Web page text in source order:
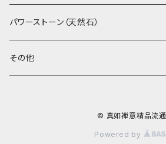
茶外茶、工藝茶、その他
高級工藝美術師の作品
王柯鈞（高級工藝美術師）
茶海、茶漏（茶漉し）
蓋碗、壷承、茶船
お香、香炉
数珠、その他
パワーストーン（天然石）
アゲート（瑪瑙）
その他
© 真如禅意精品流通
Powered by